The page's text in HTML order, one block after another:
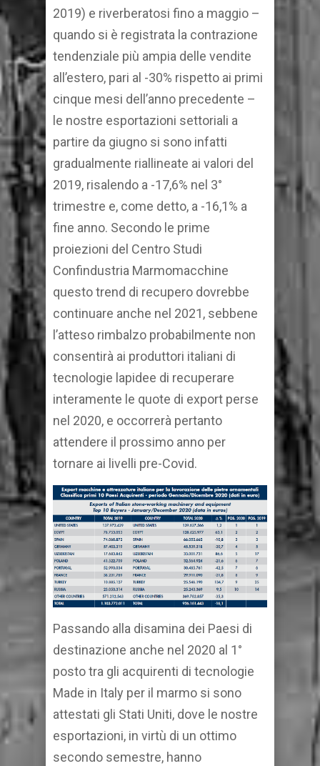
2019) e riverberatosi fino a maggio –
quando si è registrata la contrazione
tendenziale più ampia delle vendite
all’estero, pari al -30% rispetto ai primi
cinque mesi dell’anno precedente –
le nostre esportazioni settoriali a
partire da giugno si sono infatti
gradualmente riallineate ai valori del
2019, risalendo a -17,6% nel 3°
trimestre e, come detto, a -16,1% a
fine anno. Secondo le prime
proiezioni del Centro Studi
Confindustria Marmomacchine
questo trend di recupero dovrebbe
continuare anche nel 2021, sebbene
l’atteso rimbalzo probabilmente non
consentirà ai produttori italiani di
tecnologie lapidee di recuperare
interamente le quote di export perse
nel 2020, e occorrerà pertanto
attendere il prossimo anno per
tornare ai livelli pre-Covid.
Passando alla disamina dei Paesi di
destinazione anche nel 2020 al 1°
posto tra gli acquirenti di tecnologie
Made in Italy per il marmo si sono
attestati gli Stati Uniti, dove le nostre
esportazioni, in virtù di un ottimo
secondo semestre, hanno